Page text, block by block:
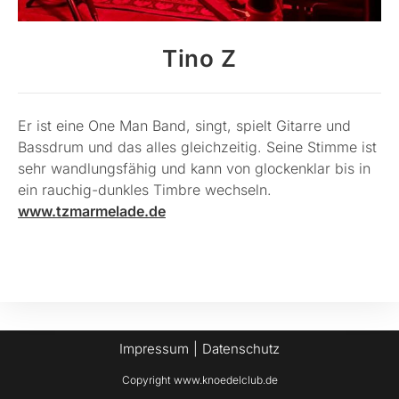
Tino Z
Er ist eine One Man Band, singt, spielt Gitarre und
Bassdrum und das alles gleichzeitig. Seine Stimme ist
sehr wandlungsfähig und kann von glockenklar bis in
ein rauchig-dunkles Timbre wechseln.
www.tzmarmelade.de
Impressum Datenschutz
Copyright www.knoedelclub.de